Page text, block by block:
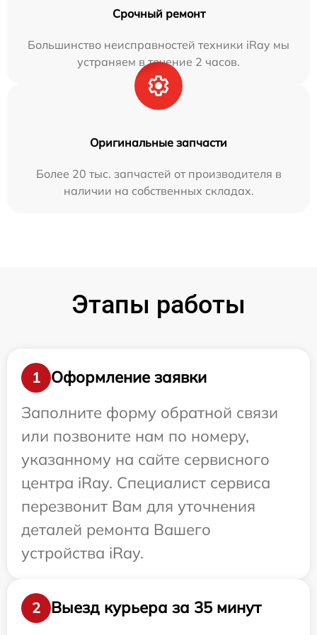
Срочный ремонт
Большинство неисправностей техники iRay мы
устраняем в течение 2 часов.
Оригинальные запчасти
Более 20 тыс. запчастей от производителя в
наличии на собственных складах.
Этапы работы
1
Оформление заявки
Заполните форму обратной связи
или позвоните нам по номеру,
указанному на сайте сервисного
центра iRay. Специалист сервиса
перезвонит Вам для уточнения
деталей ремонта Вашего
устройства iRay.
2
Выезд курьера за 35 минут